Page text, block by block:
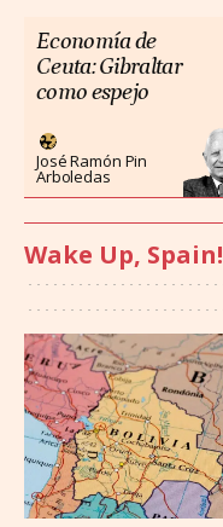
Economía de
Ceuta: Gibraltar
como espejo
José Ramón Pin
Arboledas
Wake Up, Spain!